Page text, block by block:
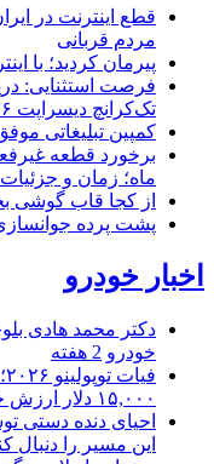
قطع اینترنت در
مردم قربانی
پیرمان کردید؛ با
تک‌کرانچ دیسراپت ۲۰۲۶
کمپین تبلیغاتی
ماه؛ زمان و
از کجا قاب گوشی
پشت پرده
اخبار خودرو
دکتر محمد هادی
خودرو 2 هفته
۱۵,۰۰۰ دلار ارزش خرید دارد؟
احیای دنده دستی
این مسیر را دنبال